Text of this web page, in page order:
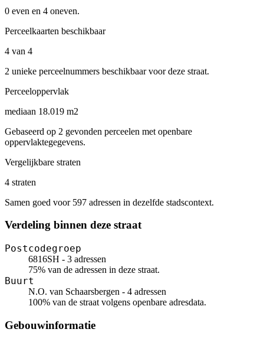
0 even en 4 oneven.
Perceelkaarten beschikbaar
4 van 4
2 unieke perceelnummers beschikbaar voor deze straat.
Perceeloppervlak
mediaan 18.019 m2
Gebaseerd op 2 gevonden perceelen met openbare
oppervlaktegegevens.
Vergelijkbare straten
4 straten
Samen goed voor 597 adressen in dezelfde stadscontext.
Verdeling binnen deze straat
Postcodegroep
6816SH - 3 adressen
75% van de adressen in deze straat.
Buurt
N.O. van Schaarsbergen - 4 adressen
100% van de straat volgens openbare adresdata.
Gebouwinformatie